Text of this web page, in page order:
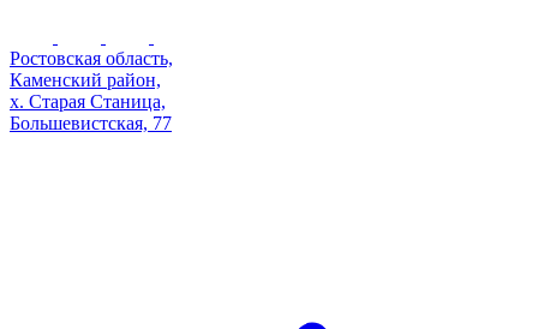
Ростовская область,
Каменский район,
х. Старая Станица,
Большевистская, 77